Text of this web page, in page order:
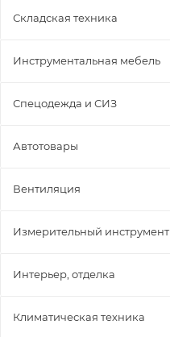
Складская техника
Инструментальная мебель
Спецодежда и СИЗ
Автотовары
Вентиляция
Измерительный инструмент
Интерьер, отделка
Климатическая техника